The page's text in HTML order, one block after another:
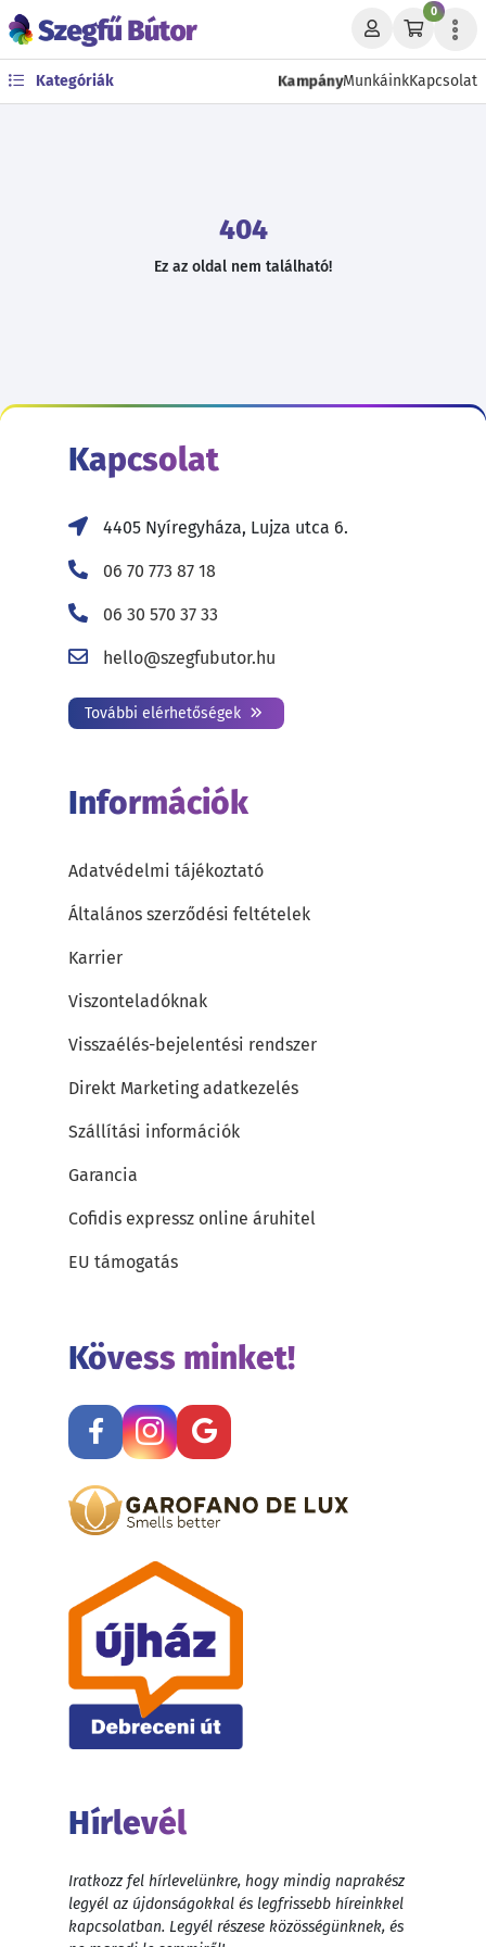
0
Kategóriák KampányMunkáinkKapcsolat
404
Ez az oldal nem található!
Kapcsolat
4405 Nyíregyháza, Lujza utca 6.
06 70 773 87 18
06 30 570 37 33
hello@szegfubutor.hu
További elérhetőségek
Információk
Adatvédelmi tájékoztató
Általános szerződési feltételek
Karrier
Viszonteladóknak
Visszaélés-bejelentési rendszer
Direkt Marketing adatkezelés
Szállítási információk
Garancia
Cofidis expressz online áruhitel
EU támogatás
Kövess minket!
Hírlevél
Iratkozz fel hírlevelünkre, hogy mindig naprakész
legyél az újdonságokkal és legfrissebb híreinkkel
kapcsolatban. Legyél részese közösségünknek, és